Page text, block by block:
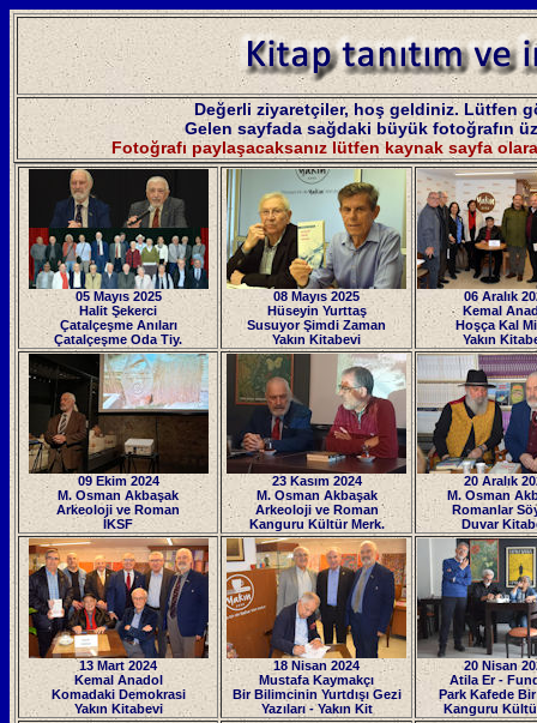
Değerli ziyaretçiler, hoş geldiniz. Lütfen
Gelen sayfada sağdaki büyük fotoğrafın
Fotoğrafı paylaşacaksanız lütfen kaynak sayfa
05 Mayıs 2025
Halit Şekerci
Çatalçeşme Anıları
Çatalçeşme Oda Tiy.
08 Mayıs 2025
Hüseyin Yurttaş
Susuyor Şimdi Zaman
Yakın Kitabevi
06 Aralık
Kemal
Hoşça Kal
Yakın
09 Ekim 2024
M. Osman Akbaşak
Arkeoloji ve Roman
İKSF
23 Kasım 2024
M. Osman Akbaşak
Arkeoloji ve Roman
Kanguru Kültür Merk.
20 Aralık
M. Osman
Romanlar
Duvar
13 Mart 2024
Kemal Anadol
Komadaki Demokrasi
Yakın Kitabevi
18 Nisan 2024
Mustafa Kaymakçı
Bir Bilimcinin Yurtdışı Gezi
Yazıları -Yakın Kit
20 Nisan
Atila Er-
Park Kafede
Kanguru